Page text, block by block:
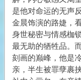
是他对命运的无声反
金晨饰演的路婕，
身世秘密与情感枷
最无助的牺牲品。
刻画的巅峰，他是
亲，半生被罪孽裹